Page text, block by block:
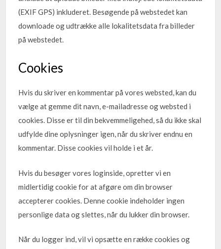
(EXIF GPS) inkluderet. Besøgende på webstedet kan
downloade og udtrække alle lokalitetsdata fra billeder
på webstedet.
Cookies
Hvis du skriver en kommentar på vores websted, kan du
vælge at gemme dit navn, e-mailadresse og websted i
cookies. Disse er til din bekvemmeligehed, så du ikke skal
udfylde dine oplysninger igen, når du skriver endnu en
kommentar. Disse cookies vil holde i et år.
Hvis du besøger vores loginside, opretter vi en
midlertidig cookie for at afgøre om din browser
accepterer cookies. Denne cookie indeholder ingen
personlige data og slettes, når du lukker din browser.
Når du logger ind, vil vi opsætte en række cookies og